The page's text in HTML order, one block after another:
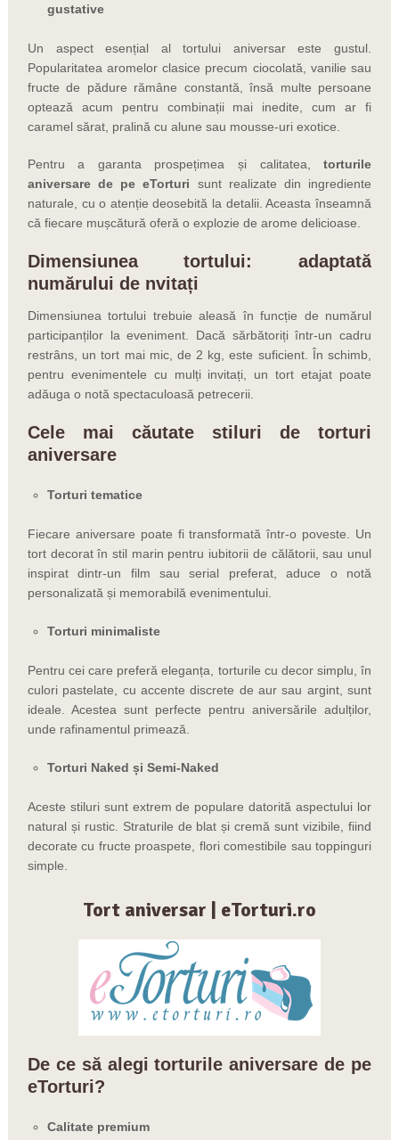
gustative
Un aspect esențial al tortului aniversar este gustul.
Popularitatea aromelor clasice precum ciocolată, vanilie sau
fructe de pădure rămâne constantă, însă multe persoane
optează acum pentru combinații mai inedite, cum ar fi
caramel sărat, pralină cu alune sau mousse-uri exotice.
Pentru a garanta prospețimea și calitatea,torturile
aniversare de pe eTorturi sunt realizate din ingrediente
naturale, cu o atenție deosebită la detalii. Aceasta înseamnă
că fiecare mușcătură oferă o explozie de arome delicioase.
Dimensiunea tortului: adaptată
numărului de nvitați
Dimensiunea tortului trebuie aleasă în funcție de numărul
participanților la eveniment. Dacă sărbătoriți într-un cadru
restrâns, un tort mai mic, de 2 kg, este suficient. În schimb,
pentru evenimentele cu mulți invitați, un tort etajat poate
adăuga o notă spectaculoasă petrecerii.
Cele mai căutate stiluri de torturi
aniversare
Torturi tematice
Fiecare aniversare poate fi transformată într-o poveste. Un
tort decorat în stil marin pentru iubitorii de călătorii, sau unul
inspirat dintr-un film sau serial preferat, aduce o notă
personalizată și memorabilă evenimentului.
Torturi minimaliste
Pentru cei care preferă eleganța, torturile cu decor simplu, în
culori pastelate, cu accente discrete de aur sau argint, sunt
ideale. Acestea sunt perfecte pentru aniversările adulților,
unde rafinamentul primează.
Torturi Naked și Semi-Naked
Aceste stiluri sunt extrem de populare datorită aspectului lor
natural și rustic. Straturile de blat și cremă sunt vizibile, fiind
decorate cu fructe proaspete, flori comestibile sau toppinguri
simple.
Tort aniversar | eTorturi.ro
De ce să alegi torturile aniversare de pe
eTorturi?
Calitate premium